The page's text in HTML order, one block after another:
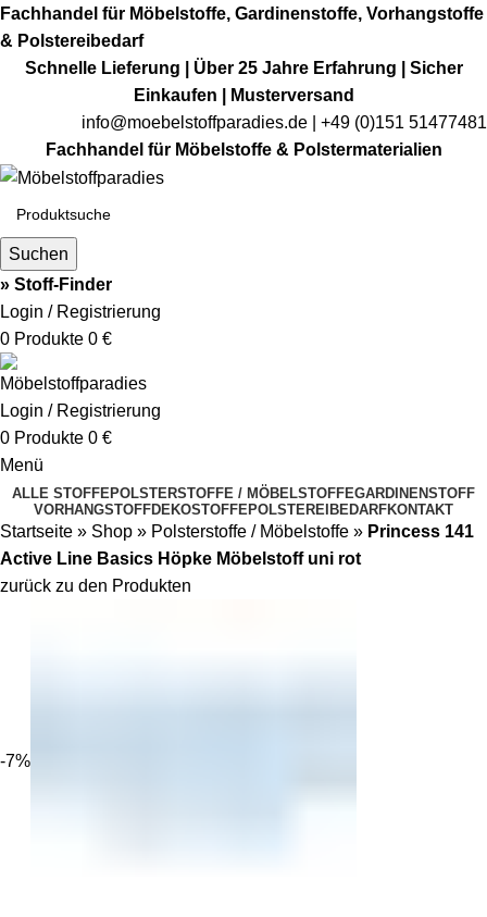
Fachhandel für Möbelstoffe, Gardinenstoffe, Vorhangstoffe
& Polstereibedarf
Schnelle Lieferung | Über 25 Jahre Erfahrung | Sicher
Einkaufen | Musterversand
info@moebelstoffparadies.de | +49 (0)151 51477481
Fachhandel für Möbelstoffe & Polstermaterialien
Suchen
» Stoff-Finder
Login / Registrierung
0 Produkte 0 €
Login / Registrierung
0 Produkte 0 €
Menü
ALLE STOFFEPOLSTERSTOFFE / MÖBELSTOFFEGARDINENSTOFF
VORHANGSTOFFDEKOSTOFFEPOLSTEREIBEDARFKONTAKT
Startseite » Shop » Polsterstoffe / Möbelstoffe » Princess 141
Active Line Basics Höpke Möbelstoff uni rot
zurück zu den Produkten
-7%